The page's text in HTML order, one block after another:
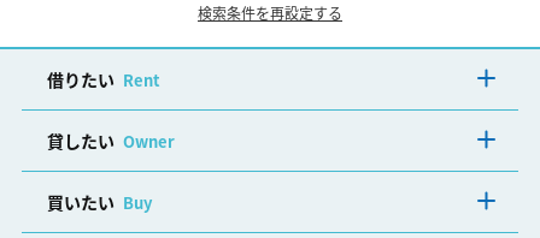
検索条件を再設定する
借りたい Rent
貸したい Owner
買いたい Buy